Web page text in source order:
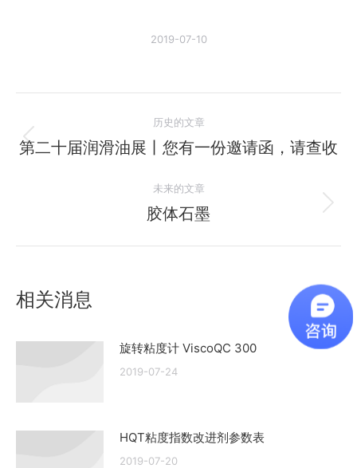
2019-07-10
章
历史的文章
历
的
文
第二十届润滑油展丨您有一份邀请函，请查收
未来的文章
未
胶体石墨
相关消息
旋转粘度计 ViscoQC 300
2019-07-24
HQT粘度指数改进剂参数表
2019-07-20